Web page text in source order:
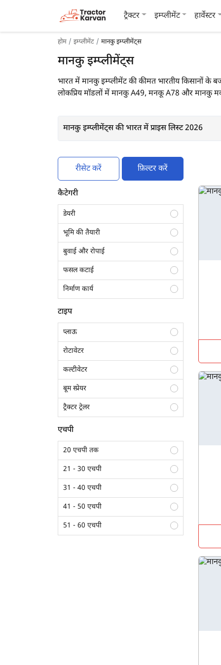
ट्रैक्टर इम्प्लीमेंट हार्वेस्टर
होम इम्प्लीमेंट मानकु इम्प्लीमेंट्स
मानकु इम्प्लीमेंट्स
भारत में मानकु इम्प्लीमेंट की कीमत भारतीय किसानों
लोकप्रिय मॉडलों में मानकु A49, मनकू A78 और मानकु
मानकु इम्प्लीमेंट्स की भारत में प्राइस लिस्ट 2026
रीसेट करें फ़िल्टर करें
कैटेगरी
डेयरी
भूमि की तैयारी
बुवाई और रोपाई
फसल कटाई
निर्माण कार्य
ढुलाई
फसल अवशेष प्रबंधन
लैंडस्केपिंग
जुताई
टाइप
प्लाऊ
रोटावेटर
कल्टीवेटर
बूम स्प्रेयर
ट्रैक्टर ट्रेलर
बेलर
सीड ड्रिल
थ्रेशर
स्ट्रॉ रीपर
सुपर सीडर
पोटैटो प्लांटर
एचपी
20 एचपी तक
21 - 30 एचपी
31 - 40 एचपी
41 - 50 एचपी
51 - 60 एचपी